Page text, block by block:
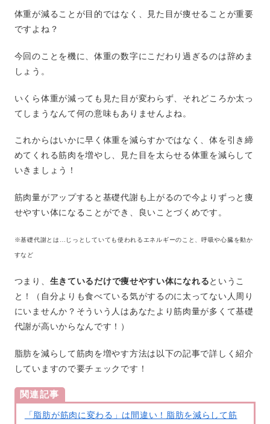
体重が減ることが目的ではなく、見た目が痩せることが重要
ですよね？
今回のことを機に、体重の数字にこだわり過ぎるのは辞めま
しょう。
いくら体重が減っても見た目が変わらず、それどころか太っ
てしまうなんて何の意味もありませんよね。
これからはいかに早く体重を減らすかではなく、体を引き締
めてくれる筋肉を増やし、見た目を太らせる体重を減らして
いきましょう！
筋肉量がアップすると基礎代謝も上がるので今よりずっと痩
せやすい体になることができ、良いことづくめです。
※基礎代謝とは…じっとしていても使われるエネルギーのこと、呼吸や心臓を動か
すなど
つまり、 生きているだけで痩せやすい体になれる というこ
と！（自分よりも食べている気がするのに太ってない人周り
にいませんか？そういう人はあなたより筋肉量が多くて基礎
代謝が高いからなんです！）
脂肪を減らして筋肉を増やす方法は以下の記事で詳しく紹介
していますので要チェックです！
関連記事
「脂肪が筋肉に変わる」は間違い！脂肪を減らして筋